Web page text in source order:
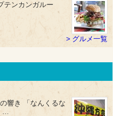
テンカンガルー
グルメ一覧
響き 「なんくるな
…